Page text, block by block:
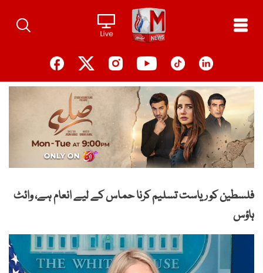
content
فلسطین کو ریاست تسلیم کرنا حماس کے لیے انعام ہے، وائٹ
ہاؤس